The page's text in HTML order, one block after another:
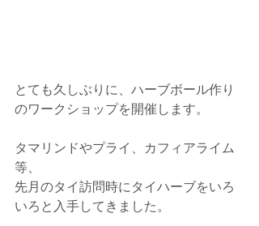
とても久しぶりに、ハーブボール作り
のワークショップを開催します。
タマリンドやプライ、カフィアライム
等、
先月のタイ訪問時にタイハーブをいろ
いろと入手してきました。